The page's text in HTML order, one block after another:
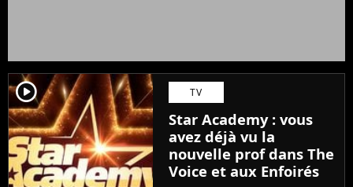
player2 TV
Star Academy : vous
avez déjà vu la
nouvelle prof dans The
Voice et aux Enfoirés